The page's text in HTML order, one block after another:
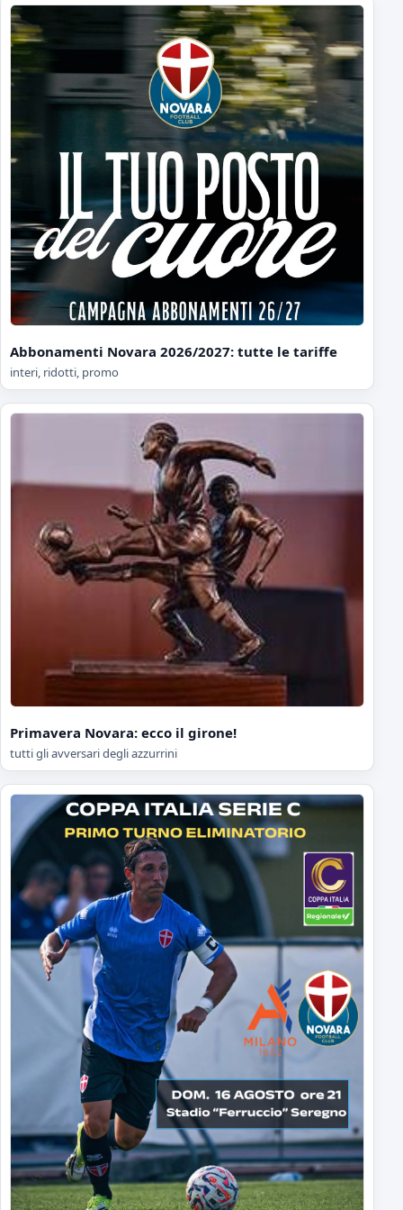
Abbonamenti Novara 2026/2027: tutte le tariffe
interi, ridotti, promo
Primavera Novara: ecco il girone!
tutti gli avversari degli azzurrini